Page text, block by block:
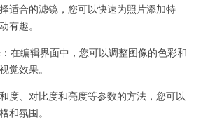
合的滤镜，您可以快速为照片添加特
有趣。
编辑界面中，您可以调整图像的色彩和
觉效果。
、对比度和亮度等参数的方法，您可以
和氛围。